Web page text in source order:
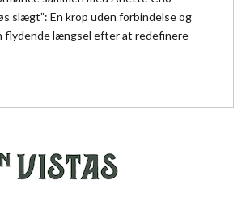
slægt”: En krop uden forbindelse og
flydende længsel efter at redefinere